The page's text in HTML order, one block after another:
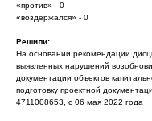
«против» - 0
«воздержался» - 0
Решили:
На основании рекомендации
выявленных нарушений
документации объектов
подготовку проектной
4711008653, с 06 мая 2022 года